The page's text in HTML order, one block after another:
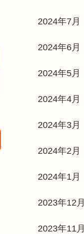
2024年7月
2024年6月
2024年5月
2024年4月
2024年3月
2024年2月
2024年1月
2023年12月
2023年11月